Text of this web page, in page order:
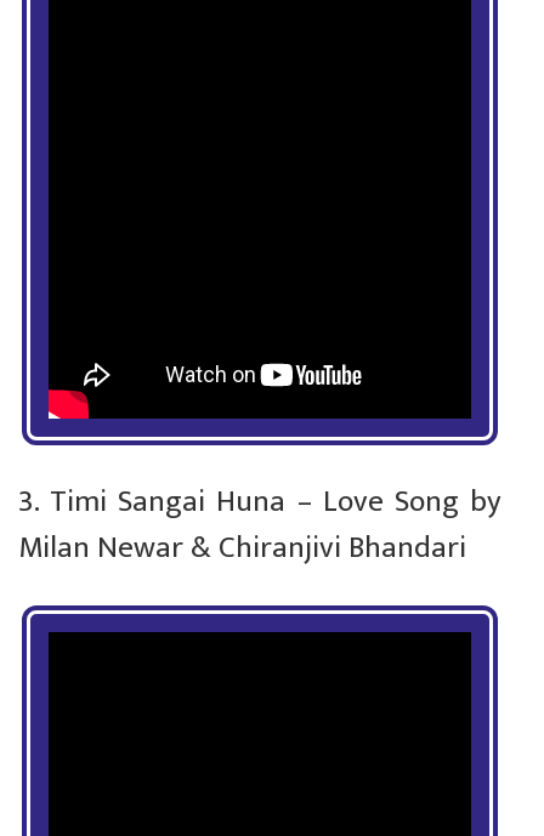
3. Timi Sangai Huna – Love Song by
Milan Newar & Chiranjivi Bhandari